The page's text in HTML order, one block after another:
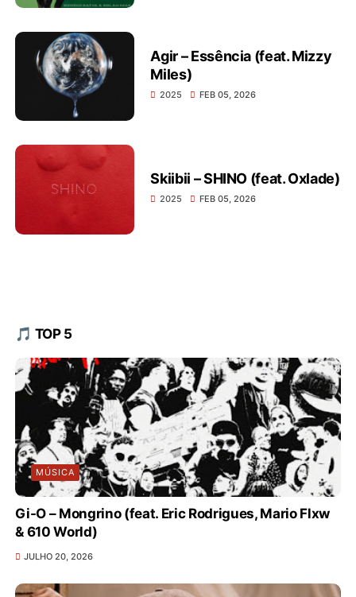
Agir – Essência (feat. Mizzy
Miles)
2025 FEB 05, 2026
Skiibii – SHINO (feat. Oxlade)
2025 FEB 05, 2026
🎵 TOP 5
MÚSICA
Gi-O – Mongrino (feat. Eric Rodrigues, Mario Flxw
& 610 World)
JULHO 20, 2026